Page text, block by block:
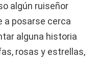
algún ruiseñor
a posarse cerca
alguna historia
rosas y estrellas,